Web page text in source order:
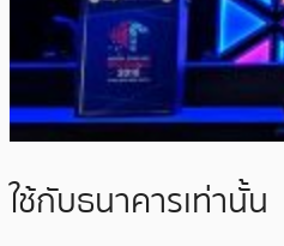
ใช้กับธนาคารเท่านั้น